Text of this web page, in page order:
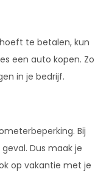
te betalen, kun
een auto kopen. Zo
in je bedrijf.
Bij
Dus maak je
op vakantie met je